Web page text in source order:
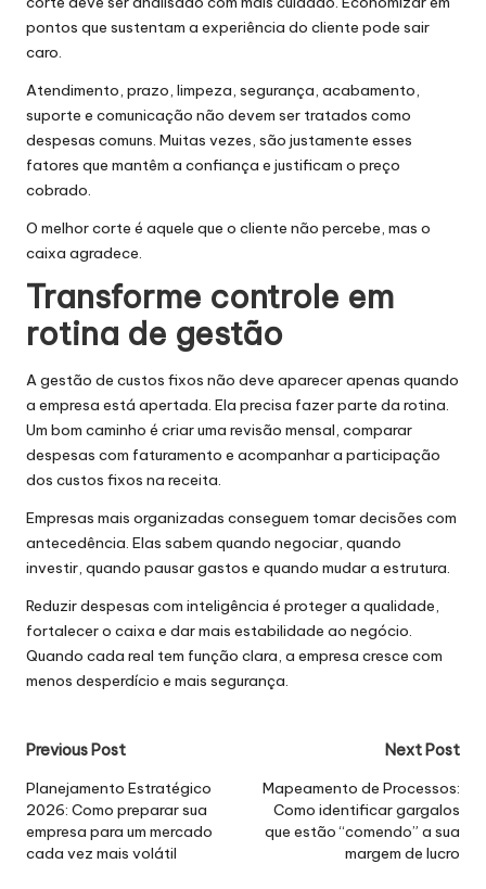
pontos que sustentam a experiência do cliente pode sair
caro.
Atendimento, prazo, limpeza, segurança, acabamento,
suporte e comunicação não devem ser tratados como
despesas comuns. Muitas vezes, são justamente esses
fatores que mantêm a confiança e justificam o preço
cobrado.
O melhor corte é aquele que o cliente não percebe, mas o
caixa agradece.
Transforme controle em
rotina de gestão
A gestão de custos fixos não deve aparecer apenas quando
a empresa está apertada. Ela precisa fazer parte da rotina.
Um bom caminho é criar uma revisão mensal, comparar
despesas com faturamento e acompanhar a participação
dos custos fixos na receita.
Empresas mais organizadas conseguem tomar decisões com
antecedência. Elas sabem quando negociar, quando
investir, quando pausar gastos e quando mudar a estrutura.
Reduzir despesas com inteligência é proteger a qualidade,
fortalecer o caixa e dar mais estabilidade ao negócio.
Quando cada real tem função clara, a empresa cresce com
menos desperdício e mais segurança.
Post
navigation
Previous Post
Planejamento Estratégico
2026: Como preparar sua
empresa para um mercado
cada vez mais volátil
Next Post
Mapeamento de Processos:
Como identificar gargalos
que estão “comendo” a sua
margem de lucro